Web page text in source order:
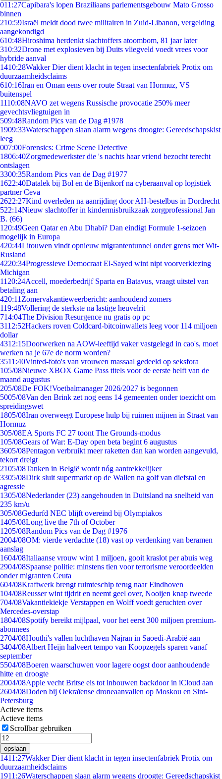
011:27Capibara's lopen Braziliaans parlementsgebouw Mato Grosso
binnen
210:59Israël meldt dood twee militairen in Zuid-Libanon, vergelding
aangekondigd
610:48Hiroshima herdenkt slachtoffers atoombom, 81 jaar later
310:32Drone met explosieven bij Duits vliegveld voedt vrees voor
hybride aanval
1410:28Wakker Dier dient klacht in tegen insectenfabriek Protix om
duurzaamheidsclaims
610:16Iran en Oman eens over route Straat van Hormuz, VS
buitenspel
1110:08NAVO zet wegens Russische provocatie 250% meer
gevechtsvliegtuigen in
509:48Random Pics van de Dag #1978
1909:33Waterschappen slaan alarm wegens droogte: Gereedschapskist
leeg
007:00Forensics: Crime Scene Detective
1806:40Zorgmedewerkster die 's nachts haar vriend bezocht terecht
ontslagen
3300:35Random Pics van de Dag #1977
1622:40Datalek bij Bol en de Bijenkorf na cyberaanval op logistiek
partner Ceva
2622:27Kind overleden na aanrijding door AH-bestelbus in Dordrecht
522:14Nieuw slachtoffer in kindermisbruikzaak zorgprofessional Jan
B. (66)
1 20:49Geen Qatar en Abu Dhabi? Dan eindigt Formule 1-seizoen
mogelijk in Europa
420:44Litouwen vindt opnieuw migrantentunnel onder grens met Wit-
Rusland
4220:34Progressieve Democraat El-Sayed wint nipt voorverkiezing
Michigan
11 20:24Accell, moederbedrijf Sparta en Batavus, vraagt uitstel van
betaling aan
420:11 Zomervakantieweerbericht: aanhoudend zomers
119:48Vollering de sterkste na lastige heuvelrit
714:04The Division Resurgence nu gratis op pc
3112:52Hackers roven Coldcard-bitcoinwallets leeg voor 114 miljoen
dollar
4312:15Doorwerken na AOW-leeftijd vaker vastgelegd in cao's, moet
werken na je 67e de norm worden?
3511:40Vinted-foto's van vrouwen massaal gedeeld op seksfora
105/08Nieuwe XBOX Game Pass titels voor de eerste helft van de
maand augustus
205/08De FOK!Voetbalmanager 2026/2027 is begonnen
5005/08Van den Brink zet nog eens 14 gemeenten onder toezicht om
spreidingswet
1805/08Iran overweegt Europese hulp bij ruimen mijnen in Straat van
Hormuz
305/08EA Sports FC 27 toont The Grounds-modus
105/08Gears of War: E-Day open beta begint 6 augustus
3605/08Pentagon verbruikt meer raketten dan kan worden aangevuld,
tekort dreigt
2105/08Tanken in België wordt nóg aantrekkelijker
3305/08Dirk sluit supermarkt op de Wallen na golf van diefstal en
agressie
1305/08Nederlander (23) aangehouden in Duitsland na snelheid van
235 km/u
305/08Gedurfd NEC blijft overeind bij Olympiakos
1405/08Long live the 7th of October
1205/08Random Pics van de Dag #1976
2004/08OM: vierde verdachte (18) vast op verdenking van beramen
aanslag
1604/08Italiaanse vrouw wint 1 miljoen, gooit kraslot per abuis weg
2904/08Spaanse politie: minstens tien voor terrorisme veroordeelden
onder migranten Ceuta
604/08Kraftwerk brengt ruimteschip terug naar Eindhoven
104/08Reusser wint tijdrit en neemt geel over, Nooijen knap tweede
704/08Vakantiekiekje Verstappen en Wolff voedt geruchten over
Mercedes-overstap
1804/08Spotify bereikt mijlpaal, voor het eerst 300 miljoen premium-
abonnees
2704/08Houthi's vallen luchthaven Najran in Saoedi-Arabië aan
3404/08Albert Heijn halveert tempo van Koopzegels sparen vanaf
september
5504/08Boeren waarschuwen voor lagere oogst door aanhoudende
hitte en droogte
2004/08Apple vecht Britse eis tot inbouwen backdoor in iCloud aan
2604/08Doden bij Oekraïense droneaanvallen op Moskou en Sint-
Petersburg
Actieve items
Actieve items
Scrollbar gebruiken
opslaan
1411:27Wakker Dier dient klacht in tegen insectenfabriek Protix om
duurzaamheidsclaims
1911:26Waterschappen slaan alarm wegens droogte: Gereedschapskist